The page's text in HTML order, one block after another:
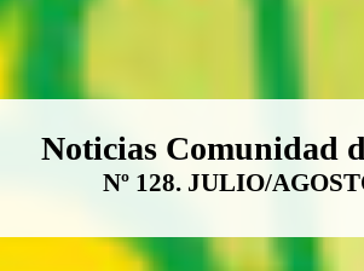
Boletín Noticias
Noticias Comunidad
Nº 128. JULIO/